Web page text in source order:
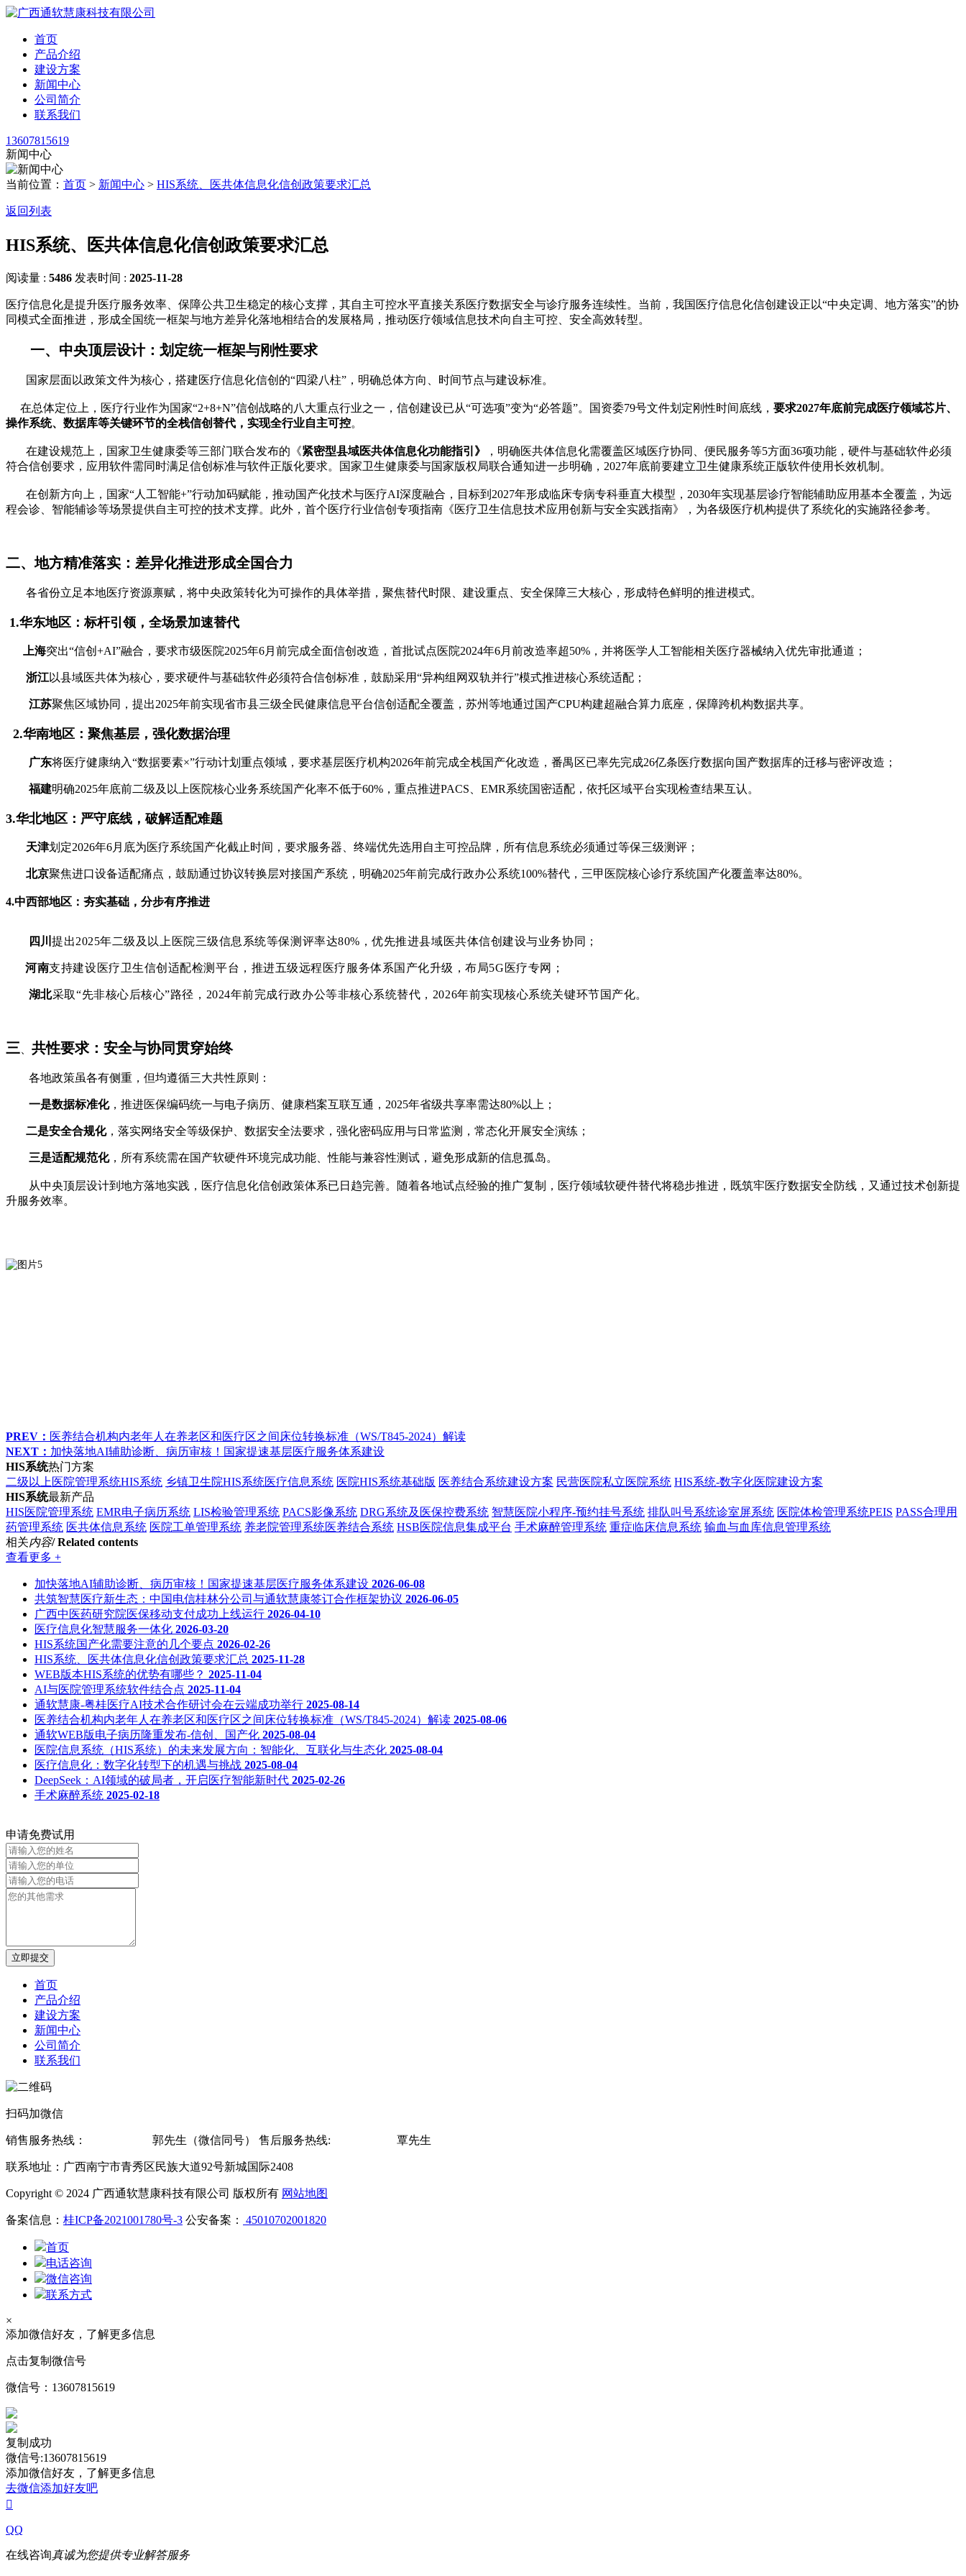
首页
产品介绍
建设方案
新闻中心
公司简介
联系我们
13607815619
新闻中心
当前位置： 首页 > 新闻中心 > HIS系统、医共体信息化信创政策要求汇总
返回列表
HIS系统、医共体信息化信创政策要求汇总
阅读量 : 5486 发表时间 : 2025-11-28
医疗信息化是提升医疗服务效率、保障公共卫生稳定的核心支撑，其自主可控水平直接关系医疗数据安全与诊疗服务连续性。当前，我国医疗信息化信创建设正以“中央定调、地方落实”的协
同模式全面推进，形成全国统一框架与地方差异化落地相结合的发展格局，推动医疗领域信息技术向自主可控、安全高效转型。
一、中央顶层设计：划定统一框架与刚性要求
国家层面以政策文件为核心，搭建医疗信息化信创的“四梁八柱”，明确总体方向、时间节点与建设标准。
在总体定位上，医疗行业作为国家“2+8+N”信创战略的八大重点行业之一，信创建设已从“可选项”变为“必答题”。国资委79号文件划定刚性时间底线， 要求2027年底前完成医疗领域芯片、
操作系统、数据库等关键环节的全栈信创替代，实现全行业自主可控。
在建设规范上，国家卫生健康委等三部门联合发布的《紧密型县域医共体信息化功能指引》
，明确医共体信息化需覆盖区域医疗协同、便民服务等5方面36项功能，硬件与基础软件必须
符合信创要求，应用软件需同时满足信创标准与软件正版化要求。国家卫生健康委与国家版权局联合通知进一步明确，2027年底前要建立卫生健康系统正版软件使用长效机制。
在创新方向上，国家“人工智能+”行动加码赋能，推动国产化技术与医疗AI深度融合，目标到2027年形成临床专病专科垂直大模型，2030年实现基层诊疗智能辅助应用基本全覆盖，为远
程会诊、智能辅诊等场景提供自主可控的技术支撑。此外，首个医疗行业信创专项指南《医疗卫生信息技术应用创新与安全实践指南》，为各级医疗机构提供了系统化的实施路径参考。
二、地方精准落实：差异化推进形成全国合力
各省份立足本地医疗资源禀赋，将中央政策转化为可操作的具体举措，聚焦替代时限、建设重点、安全保障三大核心，形成特色鲜明的推进模式。
1.华东地区：标杆引领，全场景加速替代
上海突出“信创+AI”融合，要求市级医院2025年6月前完成全面信创改造，首批试点医院2024年6月前改造率超50%，并将医学人工智能相关医疗器械纳入优先审批通道；
浙江以县域医共体为核心，要求硬件与基础软件必须符合信创标准，鼓励采用“异构组网双轨并行”模式推进核心系统适配；
江苏聚焦区域协同，提出2025年前实现省市县三级全民健康信息平台信创适配全覆盖，苏州等地通过国产CPU构建超融合算力底座，保障跨机构数据共享。
2.华南地区：聚焦基层，强化数据治理
广东将医疗健康纳入“数据要素×”行动计划重点领域，要求基层医疗机构2026年前完成全栈国产化改造，番禺区已率先完成26亿条医疗数据向国产数据库的迁移与密评改造；
福建明确2025年底前二级及以上医院核心业务系统国产化率不低于60%，重点推进PACS 、EMR系统国密适配，依托区域平台实现检查结果互认。
3.华北地区：严守底线，破解适配难题
天津划定2026年6月底为医疗系统国产化截止时间，要求服务器、终端优先选用自主可控品牌，所有信息系统必须通过等保三级测评；
北京聚焦进口设备适配痛点，鼓励通过协议转换层对接国产系统，明确2025年前完成行政办公系统100%替代，三甲医院核心诊疗系统国产化覆盖率达80%。
4.中西部地区：夯实基础，分步有序推进
四川 提出2025年二级及以上医院三级信息系统等保测评率达80%，优先推进县域医共体信创建设与业务协同；
河南支持建设医疗卫生信创适配检测平台，推进五级远程医疗服务体系国产化升级，布局5G医疗专网；
湖北采取“先非核心后核心”路径，2024年前完成行政办公等非核心系统替代，2026年前实现核心系统关键环节国产化。
三 共性要求：安全与协同贯穿始终
各地政策虽各有侧重，但均遵循三大共性原则：
一是数据标准化，推进医保编码统一与电子病历、健康档案互联互通，2025年省级共享率需达80%以上；
二是安全合规化，落实网络安全等级保护、数据安全法要求，强化密码应用与日常监测，常态化开展安全演练；
三是适配规范化，所有系统需在国产软硬件环境完成功能、性能与兼容性测试，避免形成新的信息孤岛。
从中央顶层设计到地方落地实践，医疗信息化信创政策体系已日趋完善。随着各地试点经验的推广复制，医疗领域软硬件替代将稳步推进，既筑牢医疗数据安全防线，又通过技术创新提
升服务效率。
PREV： 医养结合机构内老年人在养老区和医疗区之间床位转换标准（WS/T845-2024）解读
NEXT： 加快落地AI辅助诊断、病历审核！国家提速基层医疗服务体系建设
HIS系统热门方案
二级以上医院管理系统HIS系统 乡镇卫生院HIS系统医疗信息系统 医院HIS系统基础版 医养结合系统建设方案 民营医院私立医院系统 HIS系统-数字化医院建设方案
HIS系统最新产品
HIS医院管理系统 EMR电子病历系统 LIS检验管理系统 PACS影像系统 DRG系统及医保控费系统 智慧医院小程序-预约挂号系统 排队叫号系统诊室屏系统 医院体检管理系统PEIS PASS合理用
药管理系统 医共体信息系统 医院工单管理系统 养老院管理系统医养结合系统 HSB医院信息集成平台 手术麻醉管理系统 重症临床信息系统 输血与血库信息管理系统
相关内容/ Related contents
查看更多 +
加快落地AI辅助诊断、病历审核！国家提速基层医疗服务体系建设 2026-06-08
共筑智慧医疗新生态：中国电信桂林分公司与通软慧康签订合作框架协议 2026-06-05
广西中医药研究院医保移动支付成功上线运行 2026-04-10
医疗信息化智慧服务一体化 2026-03-20
HIS系统国产化需要注意的几个要点 2026-02-26
HIS系统、医共体信息化信创政策要求汇总 2025-11-28
WEB版本HIS系统的优势有哪些？ 2025-11-04
AI与医院管理系统软件结合点 2025-11-04
通软慧康-粤桂医疗AI技术合作研讨会在云端成功举行 2025-08-14
医养结合机构内老年人在养老区和医疗区之间床位转换标准（WS/T845-2024）解读 2025-08-06
通软WEB版电子病历隆重发布-信创、国产化 2025-08-04
医院信息系统（HIS系统）的未来发展方向：智能化、互联化与生态化 2025-08-04
医疗信息化：数字化转型下的机遇与挑战 2025-08-04
DeepSeek：AI领域的破局者，开启医疗智能新时代 2025-02-26
手术麻醉系统 2025-02-18
申请免费试用
立即提交
首页
产品介绍
建设方案
新闻中心
公司简介
联系我们
扫码加微信
销售服务热线： 郭先生（微信同号） 售后服务热线: 覃先生
联系地址：广西南宁市青秀区民族大道92号新城国际2408
Copyright © 2024 广西通软慧康科技有限公司 版权所有 网站地图
备案信息： 桂ICP备2021001780号-3 公安备案： 45010702001820
首页
电话咨询
微信咨询
联系方式
×
添加微信好友，了解更多信息
点击复制微信号
微信号： 13607815619
复制成功
微信号:13607815619
添加微信好友，了解更多信息
去微信添加好友吧

QQ
在线咨询真诚为您提供专业解答服务